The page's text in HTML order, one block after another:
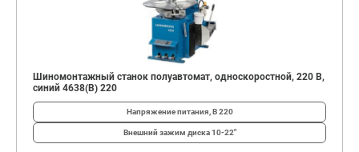
Шиномонтажный станок полуавтомат, односкоростной, 220 В,
синий 4638(B) 220
Напряжение питания, В220
Внешний зажим диска10-22"